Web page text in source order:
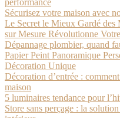
performance
Sécurisez votre maison avec
Le Secret le Mieux Gardé
sur Mesure Révolutionne
Dépannage plombier, quand
Papier Peint Panoramique
Décoration Unique
Décoration d’entrée :
maison
5 luminaires tendance pour
Store sans perçage : la